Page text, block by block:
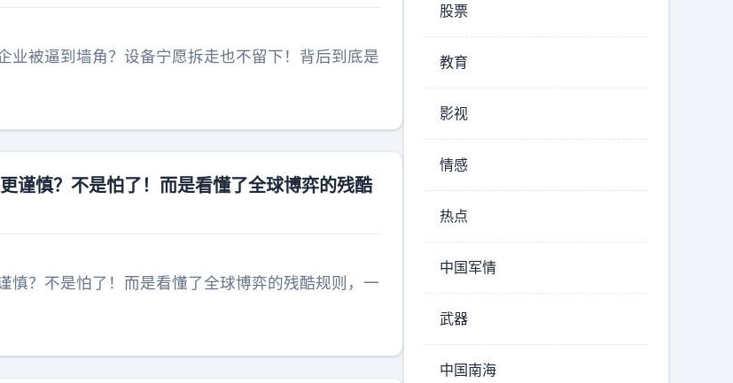
业被逼到墙角？设备宁愿拆走也不留下！背后到底是
谨慎？不是怕了！而是看懂了全球博弈的残酷
慎？不是怕了！而是看懂了全球博弈的残酷规则，一
股票
教育
影视
情感
热点
中国军情
武器
中国南海